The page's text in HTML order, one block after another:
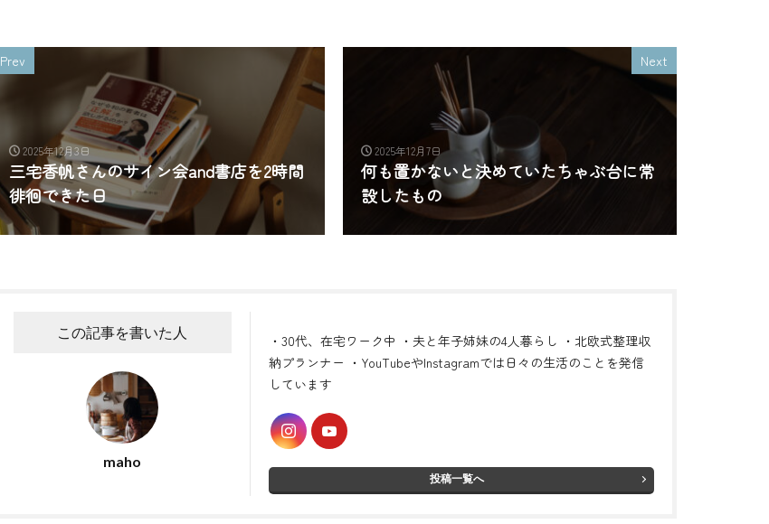
Prev
2025年12月3日
三宅香帆さんのサイン会and書店を2時間
徘徊できた日
Next
2025年12月7日
何も置かないと決めていたちゃぶ台に常
設したもの
この記事を書いた人
maho
・30代、在宅ワーク中 ・夫と年子姉妹の4人暮らし ・北欧式整理収
納プランナー ・YouTubeやInstagramでは日々の生活のことを発信
しています
投稿一覧へ